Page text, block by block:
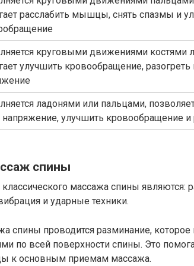
расслабить мышцы, снять спазмы и
круговыми движениями костями
улучшить кровообращение,
ладонями или пальцами,
напряжение, улучшить кровообращение и
спины
массажа спины являются:
и ударные техники.
спины проводится разминание,
по всей поверхности спины. Это
к основным приемам массажа.